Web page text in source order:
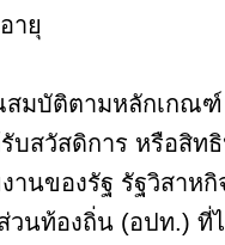
ายุ
สมบัติตามหลักเกณ
บสวัสดิการ หรือสิท
านของรัฐ รัฐวิสาหกิ
วนท้องถิ่น (อปท.) ที่